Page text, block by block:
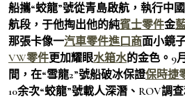
船攜“蛟龍”號從青島啟航，執行中
航段，于他掏出他的純賓士零件金
那張卡像一汽車零件進口商面小鏡
VW零件更加耀眼水箱水的金色。9
間，在“雪龍2”號船破冰保證保時捷
10余次“蛟龍”號載人深潛、ROV調